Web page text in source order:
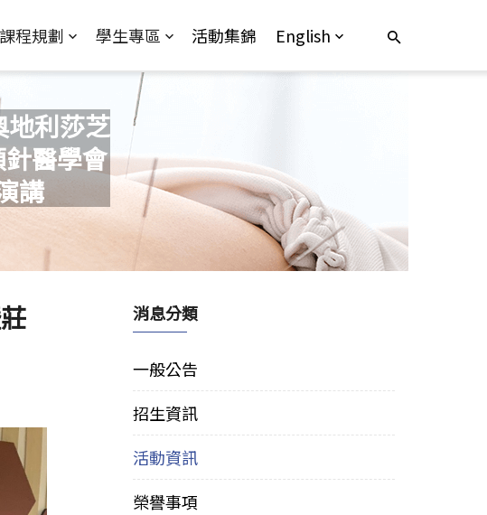
課程規劃 學生專區 活動集錦 English
地利莎芝
醫學會
講
消息分類
一般公告
招生資訊
活動資訊
榮譽事項